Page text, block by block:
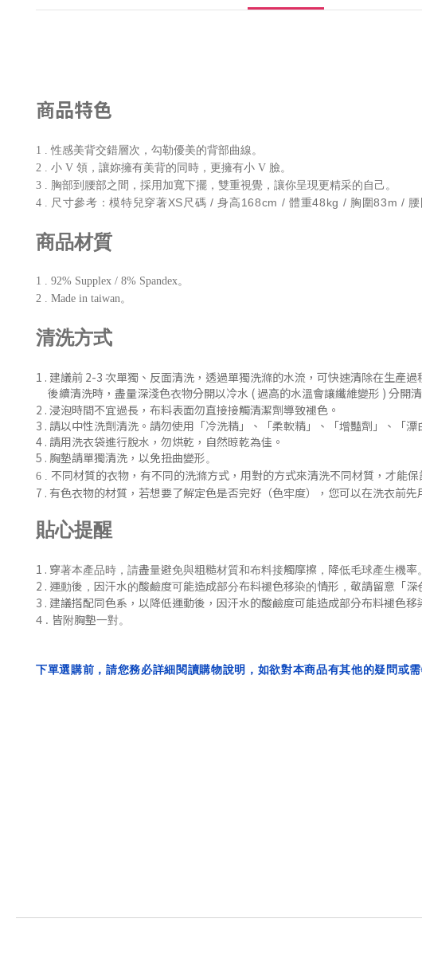
商品特色
1 . 性感美背交錯層次，勾勒優美的背部曲線。
2 . 小 V 領，讓妳擁有美背的同時，更擁有小 V 臉。
3 . 胸部到腰部之間，採用加寬下擺，雙重視覺，讓你呈現更精采的自己。
4 . 尺寸參考：模特兒穿著XS尺碼 / 身高168cm / 體重48kg / 胸圍83m / 腰
商品材質
1 . 92% Supplex / 8% Spandex。
2 . Made in taiwan。
清洗方式
1 . 建議前 2-3 次單獨、反面清洗 ， 透過單獨洗滌的水流，可快速清除在生產
後續清洗時 ，盡量深淺色衣物分開以冷水 ( 過高的水溫會讓纖維變形 ) 分開
2 . 浸泡時間不宜過長，布料表面勿直接接觸清潔劑導致褪色。
3 . 請以中性洗劑清洗。請勿使用「冷洗精」、「柔軟精」
、「增豔劑」 、「
4 . 請用洗衣袋進行脫水，勿烘乾，自然晾乾為佳。
5 . 胸墊請單獨清洗，以免扭曲變形。
6 . 不同材質的衣物，有不同的洗滌方式，用對的方式來清洗不同材質，才能保
7 . 有色衣物的材質，若想要了解定色是否完好（色牢度），您可以在洗衣前
貼心提醒
1 . 穿著本產品時，請盡量避免與粗糙材質和布料接觸摩擦，降低毛球產生機率。
2 . 運動後， 因汗水的酸鹼度可能造成部分布料褪色移染的情形，敬請留意 「深
3 . 建議搭配同色系， 以降低運動後， 因汗水的酸鹼度可能造成部分布料褪色移
4 . 皆附胸墊一對。
下單選購前，請您務必詳細閱讀購物說明，如欲對本商品有其他的疑問或